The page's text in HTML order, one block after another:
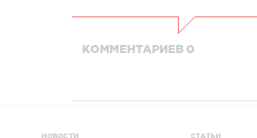
КОММЕНТАРИЕВ 0
НОВОСТИ СТАТЬИ